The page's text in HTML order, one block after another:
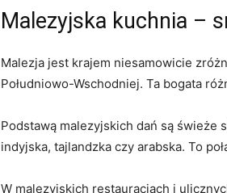
Malezyjska ⁢kuchnia –
Malezja jest⁢ krajem niesamowicie
Południowo-Wschodniej.⁣ Ta bogata
Podstawą malezyjskich dań ⁤są świeże
indyjska, tajlandzka⁢ czy arabska. To
W malezyjskich restauracjach i